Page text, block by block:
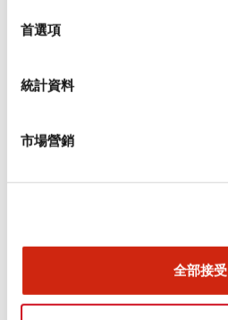
首選項
統計資料
市場營銷
全部接受
安裝和安裝規範
認證與標準